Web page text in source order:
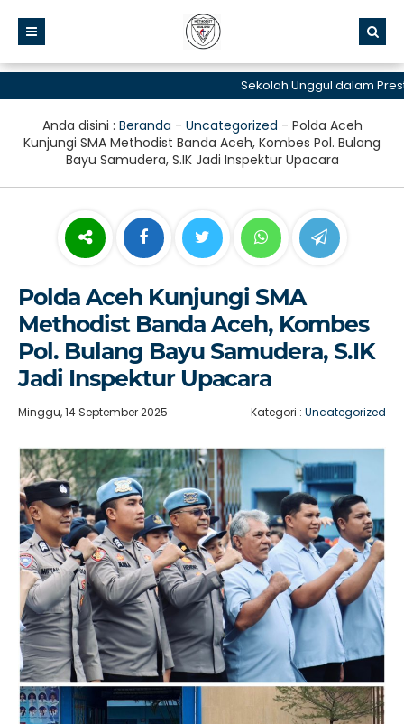
Sekolah Unggul dalam Prestasi
Anda disini : Beranda - Uncategorized - Polda Aceh
Kunjungi SMA Methodist Banda Aceh, Kombes Pol. Bulang
Bayu Samudera, S.IK Jadi Inspektur Upacara
Polda Aceh Kunjungi SMA
Methodist Banda Aceh, Kombes
Pol. Bulang Bayu Samudera, S.IK
Jadi Inspektur Upacara
Minggu, 14 September 2025 Kategori : Uncategorized